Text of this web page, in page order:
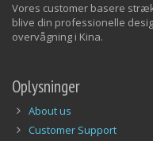
Vores customer basere
blive din professionelle
overvågning i Kina.
Oplysninger
About us
Customer Support